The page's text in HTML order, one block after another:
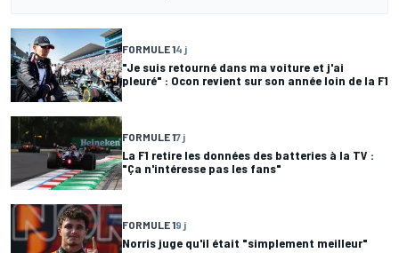
FORMULE 14 j
"Je suis retourné dans ma voiture et j'ai
pleuré" : Ocon revient sur son année loin de la F1
FORMULE 17 j
La F1 retire les données des batteries à la TV :
"Ça n'intéresse pas les fans"
FORMULE 19 j
Norris juge qu'il était "simplement meilleur"